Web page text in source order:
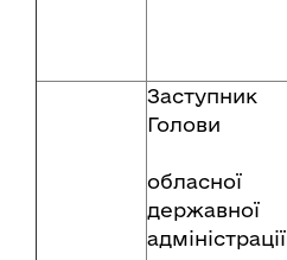
Заступник
Голови
обласної
державної
адміністрації